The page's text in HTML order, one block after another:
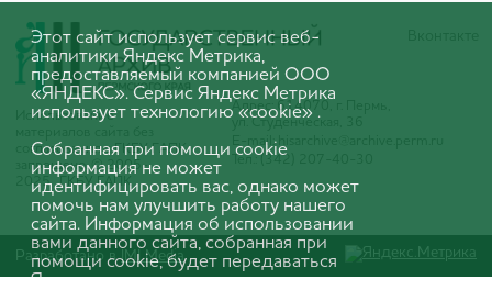
Адрес: 614070, г. Пермь,
ул. Студенческая, 36
E-mail:
Тел.: (342) 207-40-30
Использование
согласования с ГКБУ ГАПК
запрещено. © 2005-
2025 ГКБУ ГАПК
Разработано вIMI Media
Этот сайт использует сервис веб-
аналитики Яндекс Метрика,
предоставляемый компанией ООО
«ЯНДЕКС». Сервис Яндекс Метрика
использует технологию «cookie» .
Собранная при помощи cookie
информация не может
идентифицировать вас, однако может
помочь нам улучшить работу нашего
сайта. Информация об использовании
вами данного сайта, собранная при
помощи cookie, будет передаваться
Яндексу и храниться на сервере